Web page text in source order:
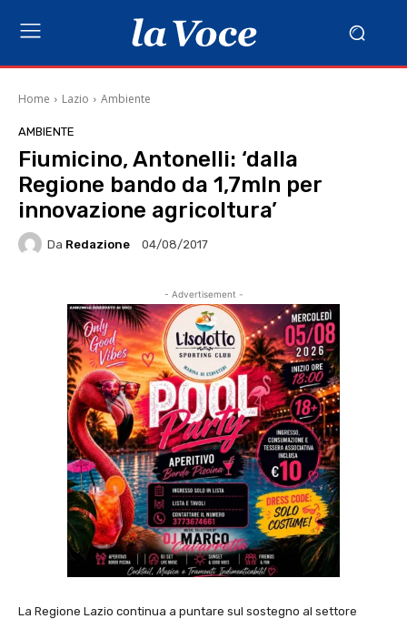
Home Lazio Ambiente
AMBIENTE
Fiumicino, Antonelli: ‘dalla
Regione bando da 1,7mln per
innovazione agricoltura’
Da Redazione 04/08/2017
- Advertisement -
La Regione Lazio continua a puntare sul sostegno al settore